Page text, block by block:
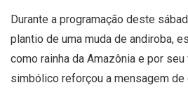
Durante a programação deste
plantio de uma muda de andiroba,
como rainha da Amazônia e por
simbólico reforçou a mensagem de